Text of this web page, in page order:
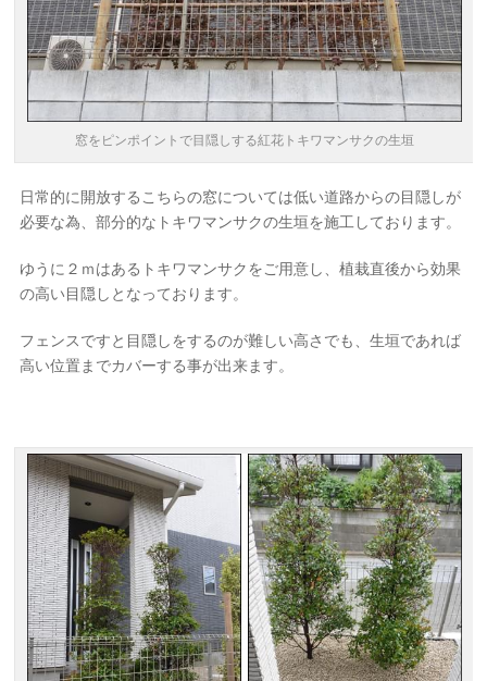
窓をピンポイントで目隠しする紅花トキワマンサクの生垣
日常的に開放するこちらの窓については低い道路からの目隠しが
必要な為、部分的なトキワマンサクの生垣を施工しております。
ゆうに２ｍはあるトキワマンサクをご用意し、植栽直後から効果
の高い目隠しとなっております。
フェンスですと目隠しをするのが難しい高さでも、生垣であれば
高い位置までカバーする事が出来ます。